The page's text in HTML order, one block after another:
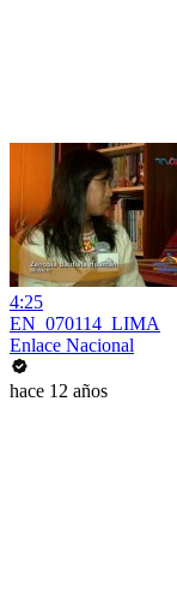
4:25
EN_070114_LIMA
Enlace Nacional
hace 12 años